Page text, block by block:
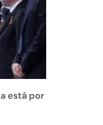
está por